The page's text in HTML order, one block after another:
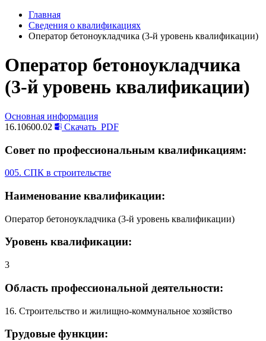
Главная
Сведения о квалификациях
Оператор бетоноукладчика (3-й уровень квалификации)
Оператор бетоноукладчика
(3-й уровень квалификации)
Основная информация
16.10600.02
Скачать PDF
Совет по профессиональным квалификациям:
005. СПК в строительстве
Наименование квалификации:
Оператор бетоноукладчика (3-й уровень квалификации)
Уровень квалификации:
3
Область профессиональной деятельности:
16. Строительство и жилищно-коммунальное хозяйство
Трудовые функции: